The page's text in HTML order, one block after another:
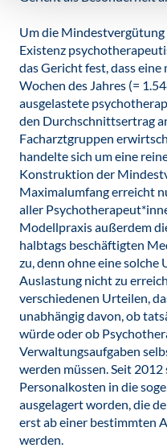
Um die
Existenz
das Gericht fest, dass
Wochen des Jahres (=
ausgelastete
den Durchschnittsertrag
Facharztgruppen
handelte sich um eine
Konstruktion der
Maximalumfang erreicht
aller
Modellpraxis außerdem
halbtags beschäftigten
zu, denn ohne eine
Auslastung nicht zu
verschiedenen Urteilen,
unabhängig davon, ob
würde oder ob
Verwaltungsaufgaben
werden müssen. Seit
Personalkosten in die
ausgelagert worden, die
erst ab einer bestimmten
werden.